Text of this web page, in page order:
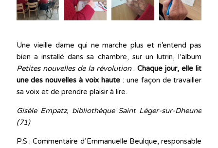
Une vieille dame qui ne marche plus et n’entend pas
bien a installé dans sa chambre, sur un lutrin, l’album
Petites nouvelles de la révolution.Chaque jour, elle lit
une des nouvelles à voix haute : une façon de travailler
sa voix et de prendre plaisir à lire.
Gisèle Empatz, bibliothèque Saint Léger-sur-Dheune
(71)
P.S : Commentaire d’Emmanuelle Beulque, responsable